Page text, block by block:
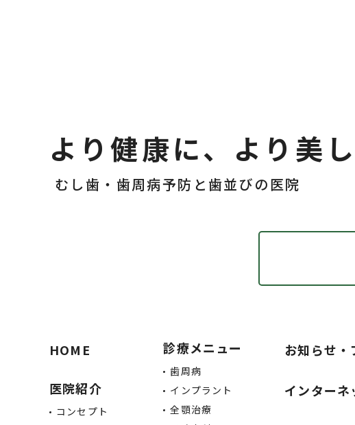
より健康に、より美し
むし歯・歯周病予防と歯並びの医院
HOME
医院紹介
コンセプト
診療メニュー
歯周病
インプラント
全顎治療
お知らせ・
インターネ